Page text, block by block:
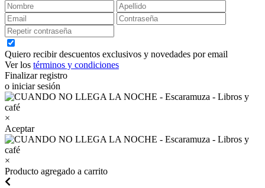
Quiero recibir descuentos exclusivos y novedades por email
Ver los términos y condiciones
Finalizar registro
o iniciar sesión
×
Aceptar
×
Producto agregado a carrito